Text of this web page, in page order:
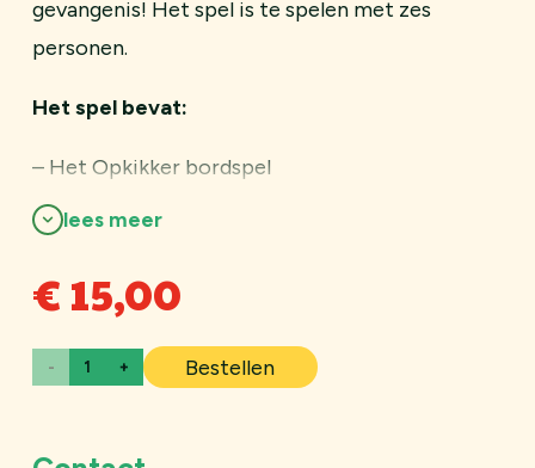
gevangenis! Het spel is te spelen met zes
personen.
Het spel bevat:
– Het Opkikker bordspel
– zes pionnen
– Dobbelsteen
– Bewaardoos
lees meer
€ 15,00
Opkikker Bestellen